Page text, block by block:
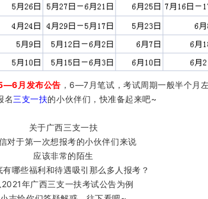
月发布公告 ，6—7月笔试，考试周期一般半个月
名三支一扶的小伙伴们，快准备起来吧~
关于广西三支一扶
对于第一次想报考的小伙伴们来说
应该非常的陌生
有哪些福利和待遇吸引那么多人报考？
2021年广西三支一扶考试公告为例